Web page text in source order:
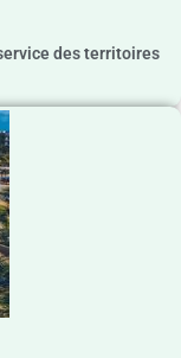
des territoires